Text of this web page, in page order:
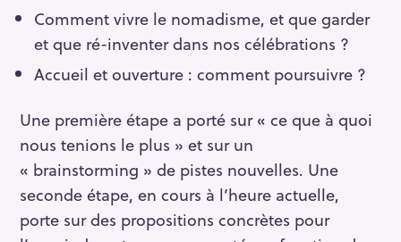
Comment vivre le nomadisme, et que garder
et que ré-inventer dans nos célébrations ?
Accueil et ouverture : comment poursuivre ?
Une première étape a porté sur « ce que à quoi
nous tenions le plus » et sur un
« brainstorming » de pistes nouvelles. Une
seconde étape, en cours à l’heure actuelle,
porte sur des propositions concrètes pour